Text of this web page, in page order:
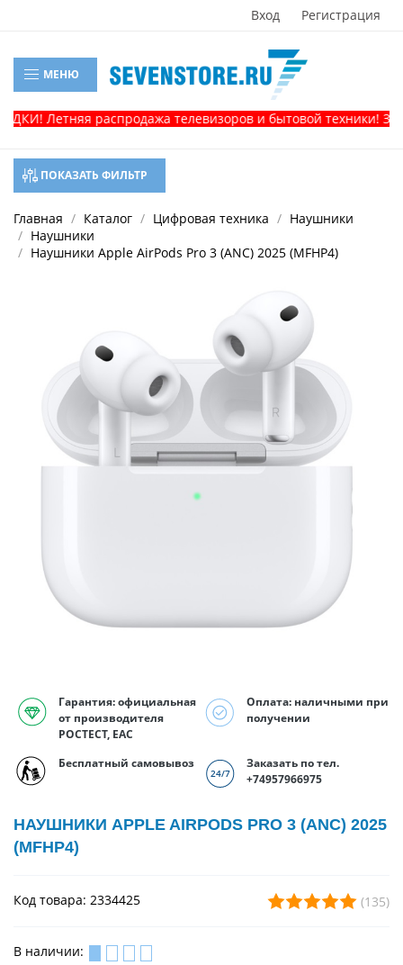
Вход Регистрация
МЕНЮ
Летняя распродажа телевизоров и бытовой техники!
ПОКАЗАТЬ ФИЛЬТР
Главная Каталог Цифровая техника
Наушники
Наушники
Наушники Apple AirPods Pro 3 (ANC) 2025 (MFHP4)
Гарантия: официальная
от производителя
РОСТЕСТ, EAC
Оплата: наличными при
получении
Бесплатный самовывоз
Заказать по тел.
+74957966975
НАУШНИКИ APPLE AIRPODS PRO 3 (ANC) 2025
(MFHP4)
Код товара: 2334425 (135)
В наличии: